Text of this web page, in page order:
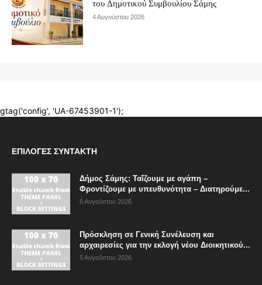
ΕΠΙΛΟΓΈΣ ΣΥΝΤΆΚΤΗ
Δήμος Σάμης: Ταΐζουμε με αγάπη –
Φροντίζουμε με υπευθυνότητα – Διατηρούμε...
6 Αυγούστου 2026
Πρόσκληση σε Γενική Συνέλευση και
αρχαιρεσίες για την εκλογή νέου Διοικητικού...
5 Αυγούστου 2026